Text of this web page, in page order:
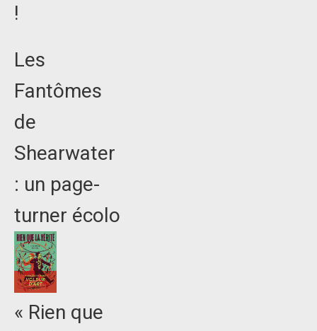
!
Les
Fantômes
de
Shearwater
: un page-
turner écolo
« Rien que